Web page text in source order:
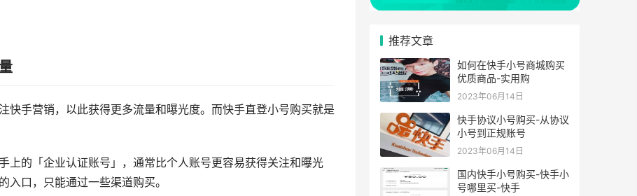
快手营销，以此获得更多流量和曝光度。而快手直登小号购买就是
上的「企业认证账号」，通常比个人账号更容易获得关注和曝光
入口，只能通过一些渠道购买。
推荐文章
如何在快手小号商城购买
优质商品-实用购
2023年06月14日
快手协议小号购买-从协议
小号到正规账号
2023年06月14日
国内快手小号购买-快手小
号哪里买-快手